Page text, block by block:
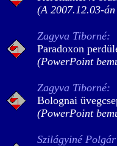
(A 2007.12.03-
Zagyva Tiborné:
Paradoxon
(PowerPoint
Zagyva Tiborné:
Bolognai
(PowerPoint
Szilágyiné